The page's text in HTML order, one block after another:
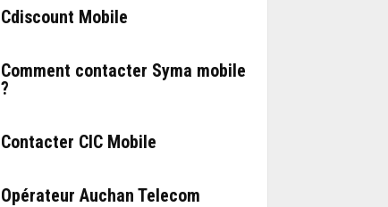
Cdiscount Mobile
Comment contacter Syma mobile
?
Contacter CIC Mobile
Opérateur Auchan Telecom